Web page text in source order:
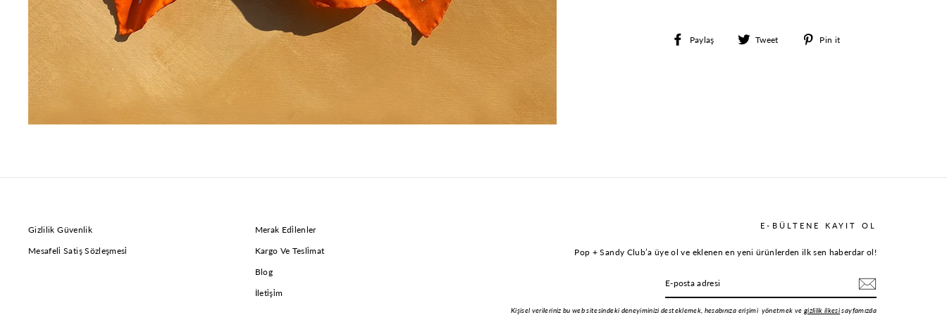
Paylaş
Facebook'ta
Tweet
Twitter'daPin it
Gizlilik Güvenlik
Mesafeli̇ Satiş Sözleşmesi̇
Merak Edi̇lenler
Kargo Ve Tesli̇mat
Blog
İleti̇şi̇m
E-BÜLTENE KAYIT OL
Pop + Sandy Club’a üye ol ve eklenen en yeni ürünlerden ilk sen haberdar ol!
Kişisel verileriniz bu web sitesindeki deneyiminizi desteklemek, hesabınıza erişimi yönetmek ve gizlilik ilkesisayfamızda
ADRESI
Hayır, Teşekkürler